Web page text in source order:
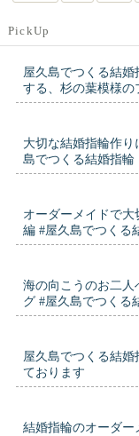
PickUp
屋久島でつくる結
する、杉の葉模様の
大切な結婚指輪作り
島でつくる結婚指輪
オーダーメイドで
編 #屋久島でつくる
海の向こうのお二人
グ #屋久島でつくる
屋久島でつくる結
ております
結婚指輪のオーダー